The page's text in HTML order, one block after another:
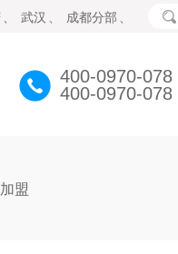
、 武汉 、 成都分部 、
400-0970-078
400-0970-078
盟